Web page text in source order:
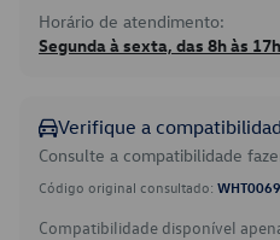
Horário de atendimento:
Segunda à sexta, das 8h às
Verifique a
Consulte a compatibilidade
Código original consultado:
Compatibilidade disponível